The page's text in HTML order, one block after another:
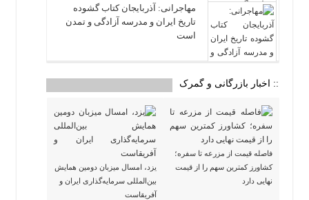
مهاجرانی: آذربایجان کتاب گشوده
تاریخ ایران و مدرسه آزادگی و تمدن
است
:: اخبار بازرگانی و گمرک
فاصله قیمت از مزرعه تا سفره؛
کشاورز کمترین سهم را از قیمت
نهایی دارد
یزد، امسال میزبان دومین همایش
بین‌المللی سرمایه‌گذاری ایران و
آفریقاست